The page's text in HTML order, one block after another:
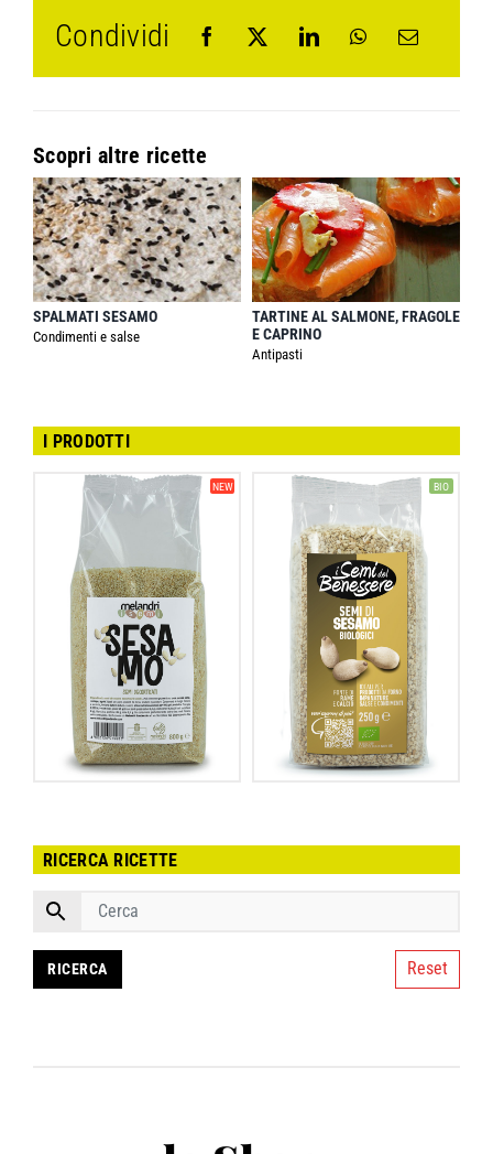
Condividi
Scopri altre ricette
SPALMATI SESAMO
Condimenti e salse
TARTINE AL SALMONE, FRAGOLE
E CAPRINO
Antipasti
I PRODOTTI
NEW BIO
RICERCA RICETTE
Reset